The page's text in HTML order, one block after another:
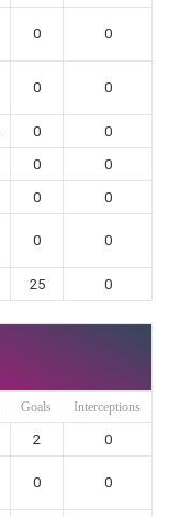
0 0
0 0
0
0
0
0
0 0
0 0
25 0
Goals Interceptions
2 0
0 0